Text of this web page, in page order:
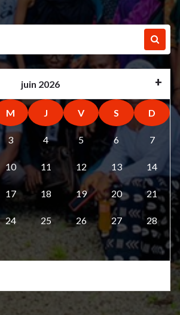
juin 2026
M J V S D
3 4 5 6 7
10 11 12 13 14
17 18 19 20 21
24 25 26 27 28